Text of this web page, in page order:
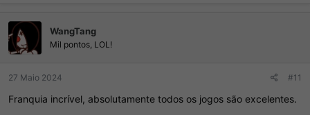
e
s
WangTang
Mil pontos, LOL!
27 Maio 2024 #11
Franquia incrível, absolutamente todos os jogos são excelentes.